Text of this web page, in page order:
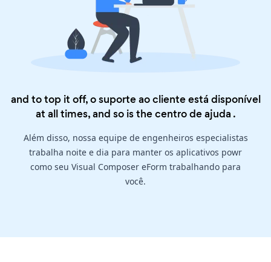
and to top it off, o suporte ao cliente está disponível
at all times, and so is thecentro de ajuda .
Além disso, nossa equipe de engenheiros especialistas
trabalha noite e dia para manter os aplicativos powr
como seu Visual Composer eForm trabalhando para
você.